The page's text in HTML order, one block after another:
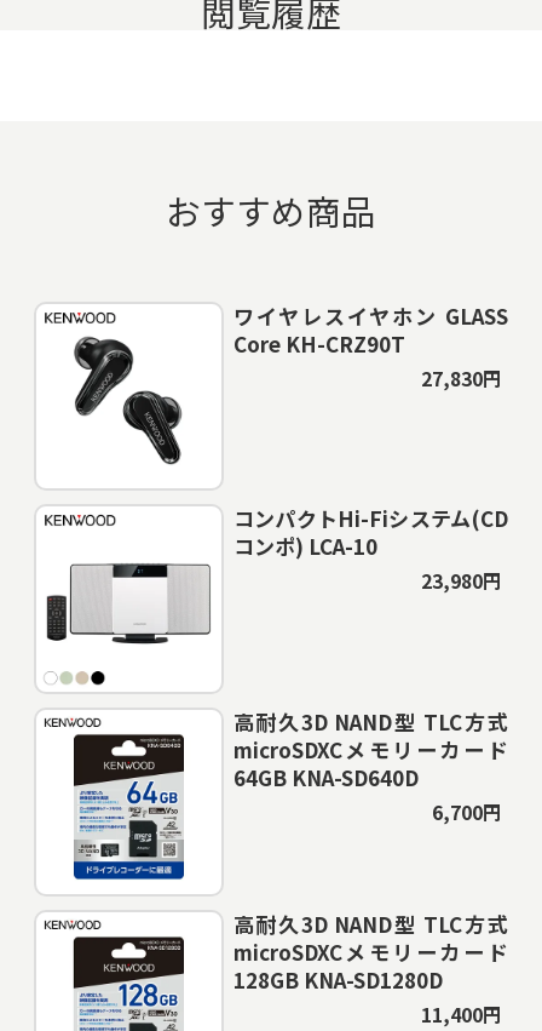
閲覧履歴
おすすめ商品
ワイヤレスイヤホン GLASS
Core KH-CRZ90T
27,830円
コンパクトHi-Fiシステム(CD
コンポ) LCA-10
23,980円
高耐久3D NAND型 TLC方式
microSDXCメモリーカード
64GB KNA-SD640D
6,700円
高耐久3D NAND型 TLC方式
microSDXCメモリーカード
128GB KNA-SD1280D
11,400円